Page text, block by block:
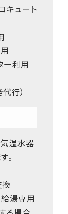
キュート
ー利用
行）
温水器
。
換
湯専用